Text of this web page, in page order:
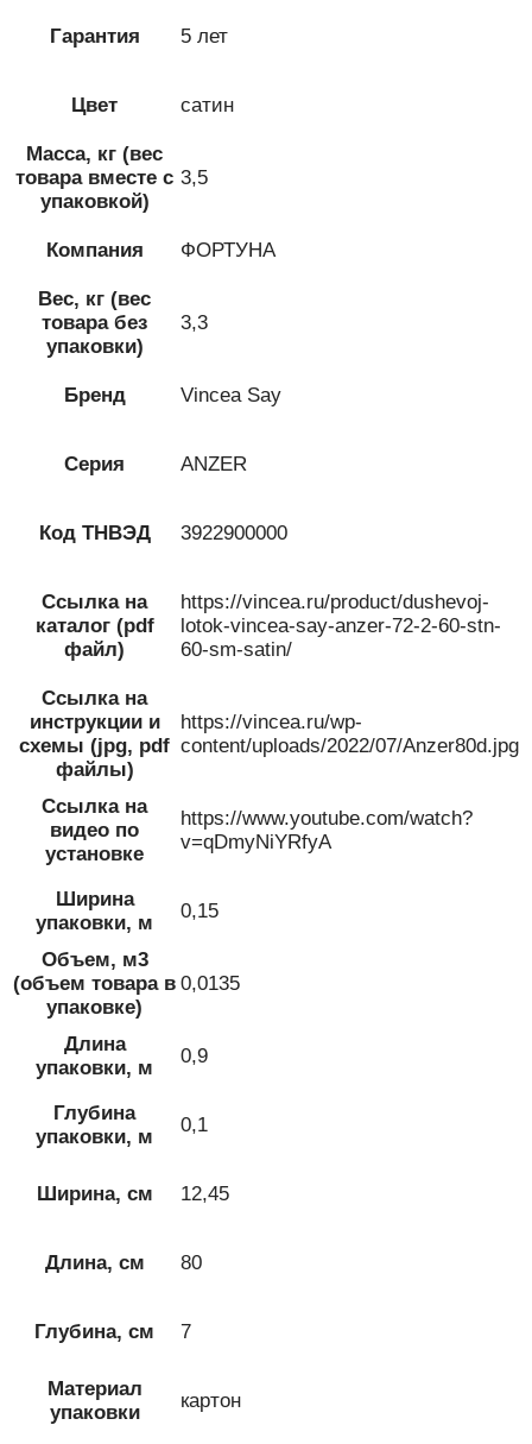
Гарантия 5 лет
Цвет сатин
Масса, кг (вес
товара вместе с
упаковкой)
3,5
Компания ФОРТУНА
Вес, кг (вес
товара без
упаковки)
3,3
Бренд Vincea Say
Серия ANZER
Код ТНВЭД 3922900000
Ссылка на
каталог (pdf
файл)
https://vincea.ru/product/dushevoj-
lotok-vincea-say-anzer-72-2-60-stn-
60-sm-satin/
Ссылка на
инструкции и
схемы (jpg, pdf
файлы)
https://vincea.ru/wp-
content/uploads/2022/07/Anzer80d.jpg
Ссылка на
видео по
установке
https://www.youtube.com/watch?
v=qDmyNiYRfyA
Ширина
упаковки, м
0,15
Объем, м3
(объем товара в
упаковке)
0,0135
Длина
упаковки, м
0,9
Глубина
упаковки, м
0,1
Ширина, см 12,45
Длина, см 80
Глубина, см 7
Материал
упаковки
картон